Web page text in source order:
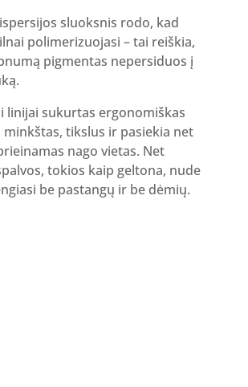
sluoksnis rodo, kad
polimerizuojasi – tai reiškia,
pigmentas nepersiduos į
linijai sukurtas ergonomiškas
tikslus ir pasiekia net
nago vietas. Net
tokios kaip geltona, nude
be pastangų ir be dėmių.